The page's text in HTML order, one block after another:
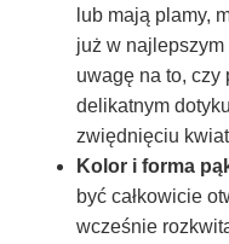
lub mają plamy,
już w
uwagę na to, czy
delikatnym
zwiędnięciu
Kolor i forma
być całkowicie
wcześnie